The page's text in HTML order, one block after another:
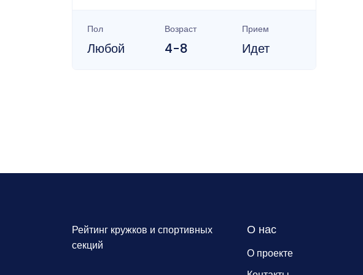
Пол
Любой
Возраст
4-8
Прием
Идет
Рейтинг кружков и спортивных
секций
О нас
О проекте